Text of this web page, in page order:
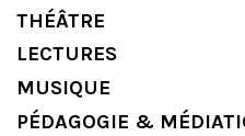
THÉÂTRE
LECTURES
MUSIQUE
PÉDAGOGIE &